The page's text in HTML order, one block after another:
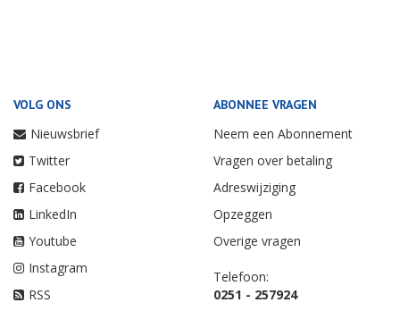
VOLG ONS
Nieuwsbrief
Twitter
Facebook
LinkedIn
Youtube
Instagram
RSS
ABONNEE VRAGEN
Neem een Abonnement
Vragen over betaling
Adreswijziging
Opzeggen
Overige vragen
Telefoon:
0251 - 257924